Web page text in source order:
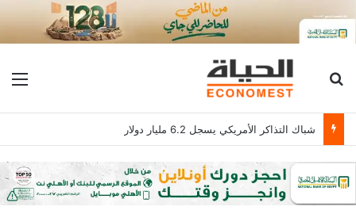
بحث عن
شباك التذاكر الأمريكي يسجل 6.2 مليار دولار